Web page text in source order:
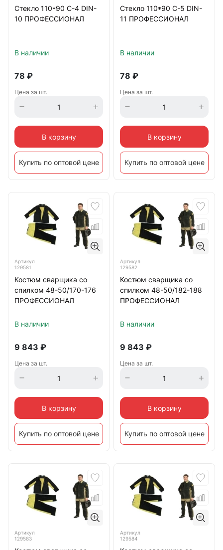
Стекло 110*90 С-4 DIN-
10 ПРОФЕССИОНАЛ
В наличии
78 ₽
Цена за шт.
В корзину
Купить по оптовой цене
Стекло 110*90 С-5 DIN-
11 ПРОФЕССИОНАЛ
В наличии
78 ₽
Цена за шт.
В корзину
Купить по оптовой цене
Артикул
129581
Костюм сварщика со
спилком 48-50/170-176
ПРОФЕССИОНАЛ
В наличии
9 843 ₽
Цена за шт.
В корзину
Купить по оптовой цене
Артикул
129582
Костюм сварщика со
спилком 48-50/182-188
ПРОФЕССИОНАЛ
В наличии
9 843 ₽
Цена за шт.
В корзину
Купить по оптовой цене
Артикул
129583
Артикул
129584